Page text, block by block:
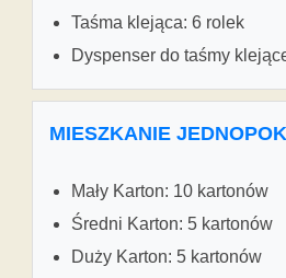
Taśma klejąca: 6 rolek
Dyspenser do taśmy
MIESZKANIE
Mały Karton: 10 kartonów
Średni Karton: 5 kartonów
Duży Karton: 5 kartonów